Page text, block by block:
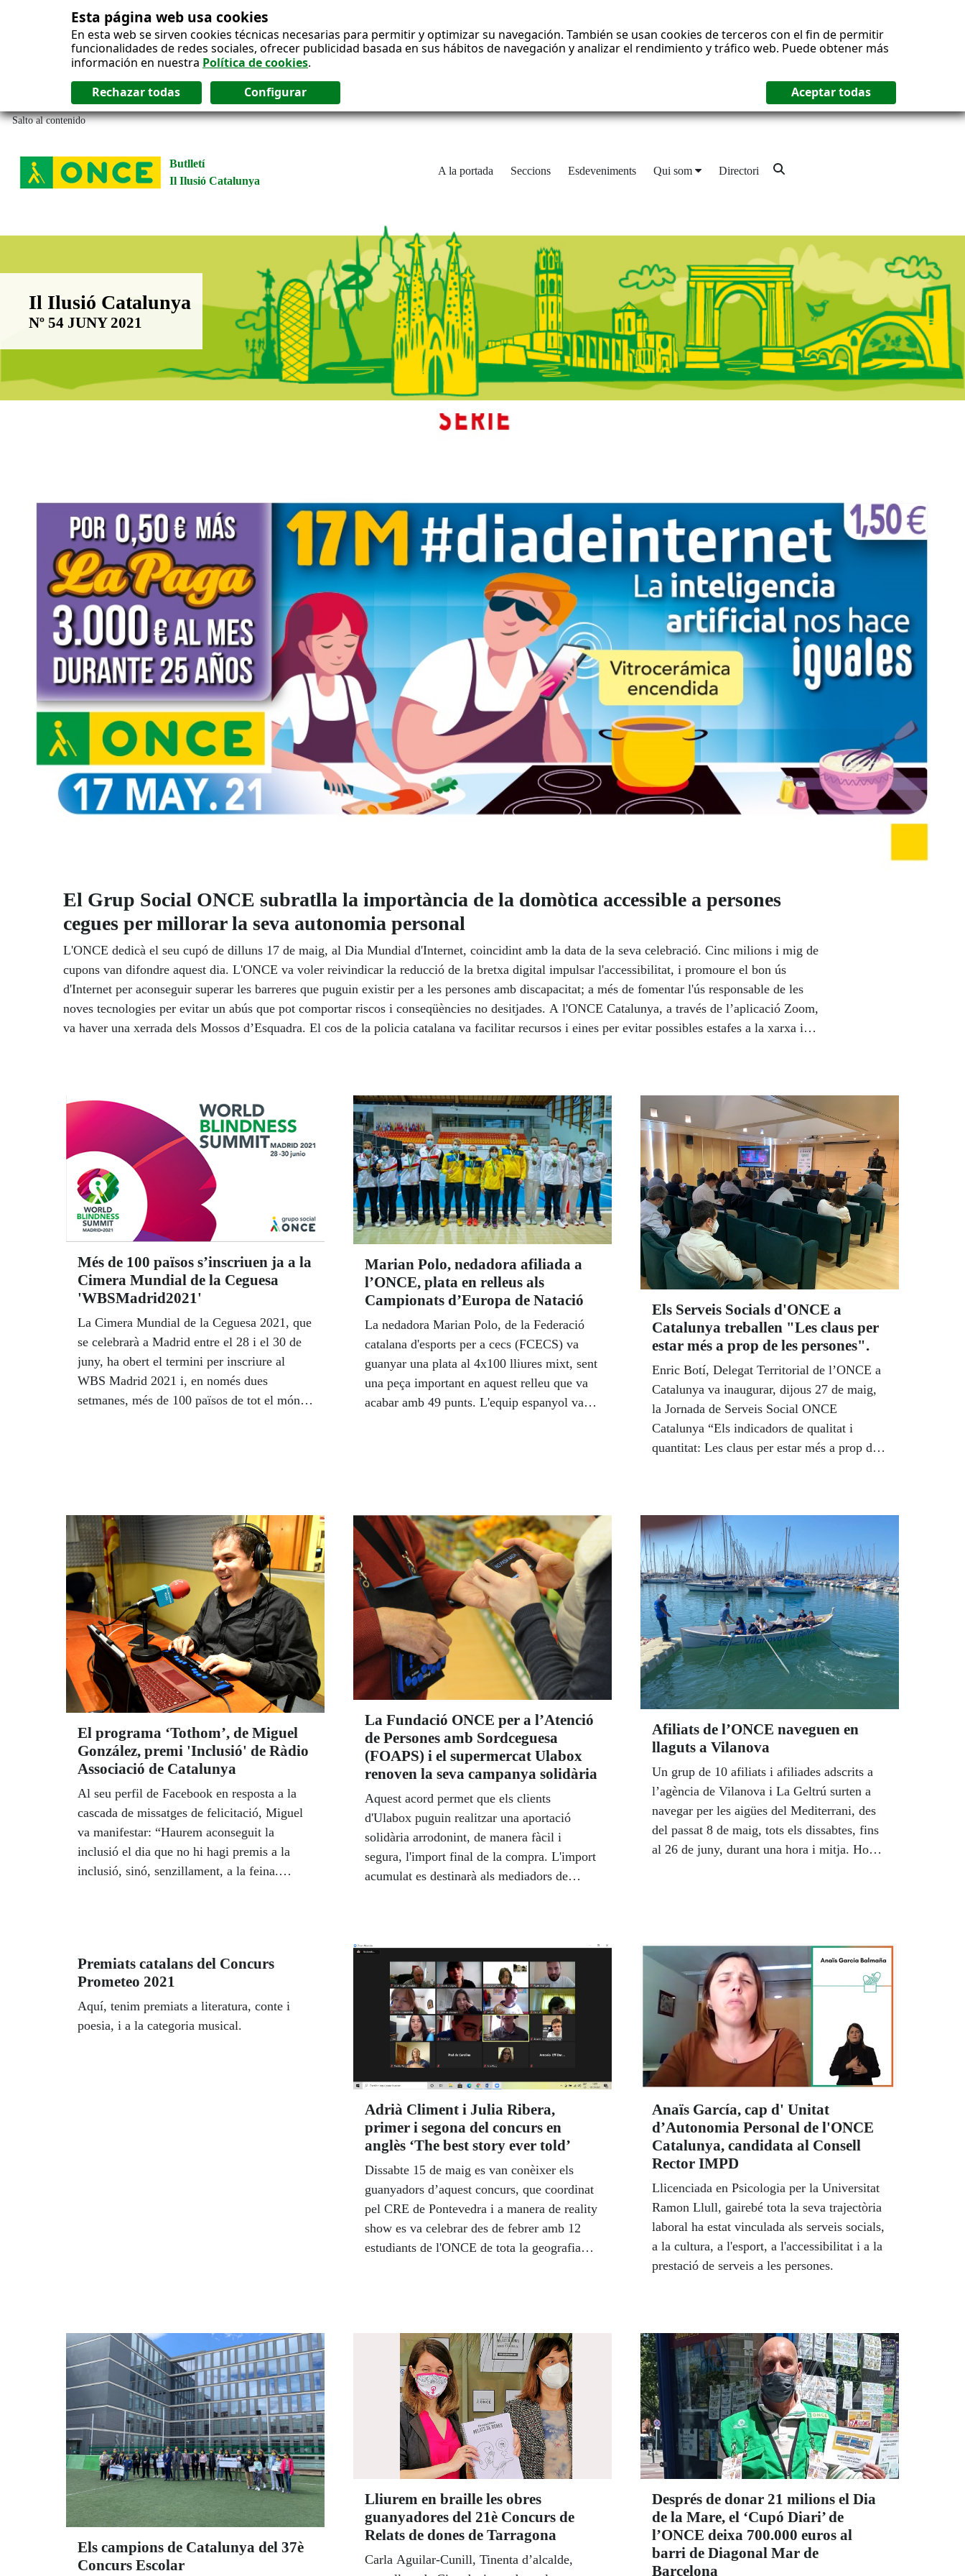
Esta página web usa cookies
En esta web se sirven cookies técnicas necesarias para permitir y optimizar su navegación. También se usan cookies de terceros con el fin de permitir
funcionalidades de redes sociales, ofrecer publicidad basada en sus hábitos de navegación y analizar el rendimiento y tráfico web. Puede obtener más
información en nuestra Política de cookies.
Salto al contenido
Butlletí
Il Ilusió Catalunya
A la portada Seccions Esdeveniments Qui som Directori
Boletín Il·lusió Catalunya
Il Ilusió Catalunya
Nº 54 JUNY 2021
El Grup Social ONCE subratlla la importància de la domòtica accessible a persones
cegues per millorar la seva autonomia personal
L'ONCE dedicà el seu cupó de dilluns 17 de maig, al Dia Mundial d'Internet, coincidint amb la data de la seva celebració. Cinc milions i mig de
cupons van difondre aquest dia. L'ONCE va voler reivindicar la reducció de la bretxa digital impulsar l'accessibilitat, i promoure el bon ús
d'Internet per aconseguir superar les barreres que puguin existir per a les persones amb discapacitat; a més de fomentar l'ús responsable de les
noves tecnologies per evitar un abús que pot comportar riscos i conseqüències no desitjades. A l'ONCE Catalunya, a través de l’aplicació Zoom,
va haver una xerrada dels Mossos d’Esquadra. El cos de la policia catalana va facilitar recursos i eines per evitar possibles estafes a la xarxa i
Més de 100 països s’inscriuen ja a la
Cimera Mundial de la Ceguesa
'WBSMadrid2021'
La Cimera Mundial de la Ceguesa 2021, que
se celebrarà a Madrid entre el 28 i el 30 de
juny, ha obert el termini per inscriure al
WBS Madrid 2021 i, en només dues
setmanes, més de 100 països de tot el món i
Marian Polo, nedadora afiliada a
l’ONCE, plata en relleus als
Campionats d’Europa de Natació
La nedadora Marian Polo, de la Federació
catalana d'esports per a cecs (FCECS) va
guanyar una plata al 4x100 lliures mixt, sent
una peça important en aquest relleu que va
acabar amb 49 punts. L'equip espanyol va
Els Serveis Socials d'ONCE a
Catalunya treballen "Les claus per
estar més a prop de les persones".
Enric Botí, Delegat Territorial de l’ONCE a
Catalunya va inaugurar, dijous 27 de maig,
la Jornada de Serveis Social ONCE
Catalunya “Els indicadors de qualitat i
quantitat: Les claus per estar més a prop de
va tenir un caliu molt especial, ja que era la
primera vegada, des de febrer de 2020, que
es reunia l’equip directiu de l’ONCE a
Catalunya.
El programa ‘Tothom’, de Miguel
González, premi 'Inclusió' de Ràdio
Associació de Catalunya
Al seu perfil de Facebook en resposta a la
cascada de missatges de felicitació, Miguel
va manifestar: “Haurem aconseguit la
inclusió el dia que no hi hagi premis a la
inclusió, sinó, senzillament, a la feina.
reafirma González.
La Fundació ONCE per a l’Atenció
de Persones amb Sordceguesa
(FOAPS) i el supermercat Ulabox
renoven la seva campanya solidària
Aquest acord permet que els clients
d'Ulabox puguin realitzar una aportació
solidària arrodonint, de manera fàcil i
segura, l'import final de la compra. L'import
acumulat es destinarà als mediadors de
los amb el món, amb les persones que els
envolten i oferir-los, així, més autonomia
gràcies a programes educatius, de
comunicació, d'habilitats per a la vida diària,
rehabilitació, braille, etc.
Afiliats de l’ONCE naveguen en
llaguts a Vilanova
Un grup de 10 afiliats i afiliades adscrits a
l’agència de Vilanova i La Geltrú surten a
navegar per les aigües del Mediterrani, des
del passat 8 de maig, tots els dissabtes, fins
al 26 de juny, durant una hora i mitja. Ho
Premiats catalans del Concurs
Prometeo 2021
Aquí, tenim premiats a literatura, conte i
poesia, i a la categoria musical.
Adrià Climent i Julia Ribera,
primer i segona del concurs en
anglès ‘The best story ever told’
Dissabte 15 de maig es van conèixer els
guanyadors d’aquest concurs, que coordinat
pel CRE de Pontevedra i a manera de reality
show es va celebrar des de febrer amb 12
estudiants de l'ONCE de tota la geografia
Anaïs García, cap d' Unitat
d’Autonomia Personal de l'ONCE
Catalunya, candidata al Consell
Rector IMPD
Llicenciada en Psicologia per la Universitat
Ramon Llull, gairebé tota la seva trajectòria
laboral ha estat vinculada als serveis socials,
a la cultura, a l'esport, a l'accessibilitat i a la
prestació de serveis a les persones.
Els campions de Catalunya del 37è
Concurs Escolar
Lliurem en braille les obres
guanyadores del 21è Concurs de
Relats de dones de Tarragona
Carla Aguilar-Cunill, Tinenta d’alcalde,
Després de donar 21 milions el Dia
de la Mare, el ‘Cupó Diari’ de
l’ONCE deixa 700.000 euros al
barri de Diagonal Mar de
Barcelona